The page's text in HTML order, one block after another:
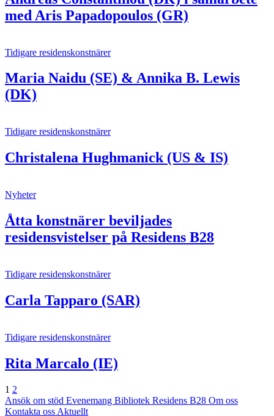
med Aris Papadopoulos (GR)
Tidigare residenskonstnärer
Maria Naidu (SE) & Annika B. Lewis
(DK)
Tidigare residenskonstnärer
Christalena Hughmanick (US & IS)
Nyheter
Åtta konstnärer beviljades
residensvistelser på Residens B28
Tidigare residenskonstnärer
Carla Tapparo (SAR)
Tidigare residenskonstnärer
Rita Marcalo (IE)
Sida
1 Sida
2
Ansök om stöd Evenemang Bibliotek Residens B28 Om oss
Kontakta oss Aktuellt